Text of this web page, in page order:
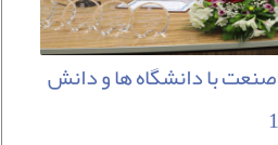
با دانشگاه ها و دانش